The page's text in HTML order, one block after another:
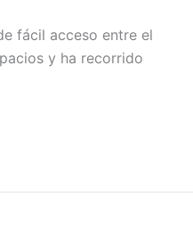
fácil acceso entre el
y ha recorrido